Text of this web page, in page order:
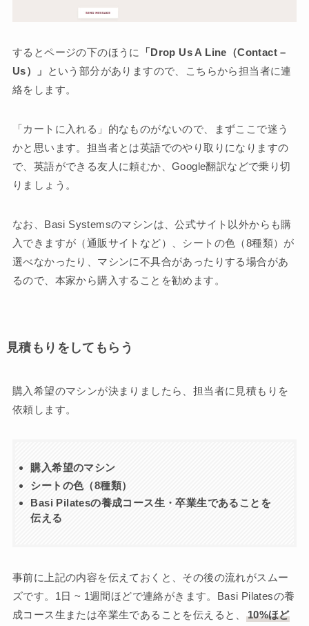
するとページの下のほうに
「Drop Us A Line（Contact –
Us）」
という部分がありますので、こちらから担当者に連
絡をします。
「カートに入れる」的なものがないので、まずここで迷う
かと思います。担当者とは英語でのやり取りになりますの
で、英語ができる友人に頼むか、Google翻訳などで乗り切
りましょう。
なお、Basi Systemsのマシンは、公式サイト以外からも購
入できますが（通販サイトなど）、シートの色（8種類）が
選べなかったり、マシンに不具合があったりする場合があ
るので、本家から購入することを勧めます。
見積もりをしてもらう
購入希望のマシンが決まりましたら、担当者に見積もりを
依頼します。
購入希望のマシン
シートの色（8種類）
Basi Pilatesの養成コース生・卒業生であることを
伝える
事前に上記の内容を伝えておくと、その後の流れがスムー
ズです。1日 ~ 1週間ほどで連絡がきます。Basi Pilatesの養
成コース生または卒業生であることを伝えると、
10%ほど